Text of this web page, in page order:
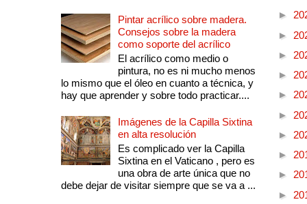
Pintar acrílico sobre madera.
Consejos sobre la madera
como soporte del acrílico
El acrílico como medio o
pintura, no es ni mucho menos
lo mismo que el óleo en cuanto a técnica, y
hay que aprender y sobre todo practicar....
Imágenes de la Capilla Sixtina
en alta resolución
Es complicado ver la Capilla
Sixtina en el Vaticano , pero es
una obra de arte única que no
debe dejar de visitar siempre que se va a ...
►
►
►
►
►
►
►
►
►
►